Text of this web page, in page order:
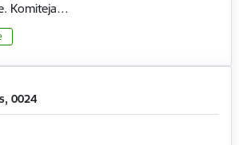
Komiteja…
0024